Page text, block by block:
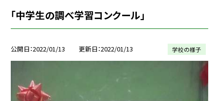
「中学生の調べ学習コンクール」
公開日 2022/01/13 更新日 2022/01/13 学校の様子